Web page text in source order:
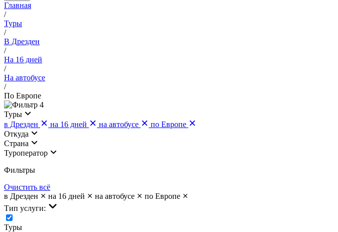
Главная
/
Туры
/
В Дрезден
/
На 16 дней
/
На автобусе
/
По Европе
4
Туры
в Дрезден
на 16 дней на автобусе
по Европе
Откуда
Страна
Туроператор
Фильтры
Очистить всё
в Дрезден
на 16 дней на автобусе
по Европе
Тип услуги:
Туры